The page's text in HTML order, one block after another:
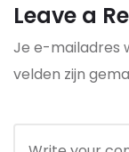
Leave a
Je e-mailadres
velden zijn